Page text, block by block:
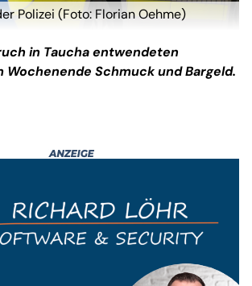
Polizei (Foto: Florian Oehme)
in Taucha entwendeten
Wochenende Schmuck und Bargeld.